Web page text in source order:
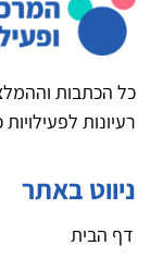
כל הכתבות
רעיונות
ניווט באתר
דף הבית